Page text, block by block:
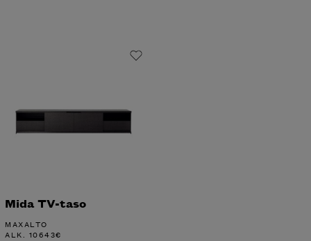
Mida TV-taso
MAXALTO
ALK. 10643€